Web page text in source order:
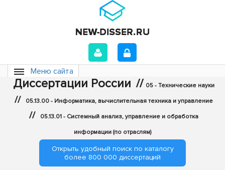
Меню сайта
Диссертации России // 05 - Технические науки
// 05.13.00 - Информатика, вычислительная техника и управление
// 05.13.01 - Системный анализ, управление и обработка
информации (по отраслям)
Открыть удобный поиск по каталогу
более 800 000 диссертаций